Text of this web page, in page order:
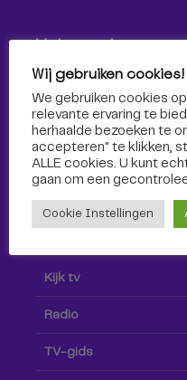
Volg ons!
Volg Omroep Tilburg
media!
Kijk tv
Radio
TV-gids
Wij gebruiken cookies!
We gebruiken cookies
relevante ervaring te
herhaalde bezoeken te
accepteren" te klikken,
ALLE cookies. U kunt
gaan om een
Cookie Instellingen